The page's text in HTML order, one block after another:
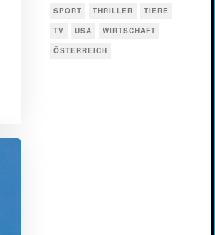
SPORT
THRILLER
TIERE
TV
USA
WIRTSCHAFT
ÖSTERREICH